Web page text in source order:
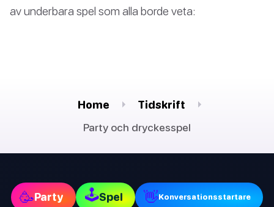
av underbara spel som alla borde veta:
Home
Tidskrift
Party och dryckesspel
🥳Party 🕹Spel 👋Konversationsstartare